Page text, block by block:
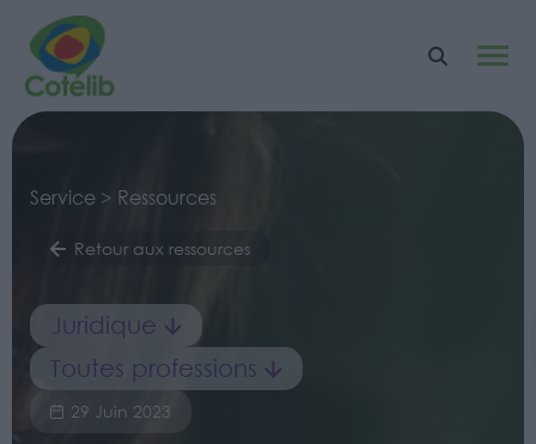
Service > Ressources
Retour aux ressources
Juridique
Toutes professions
29 Juin 2023